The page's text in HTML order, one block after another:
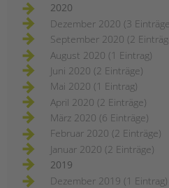
2020
Dezember 2020 (3
September 2020 (2
August 2020 (1 Eintrag)
Juni 2020 (2 Einträge)
Mai 2020 (1 Eintrag)
April 2020 (2 Einträge)
März 2020 (6 Einträge)
Februar 2020 (2 Einträge)
Januar 2020 (2 Einträge)
2019
Dezember 2019 (1 Eintrag)